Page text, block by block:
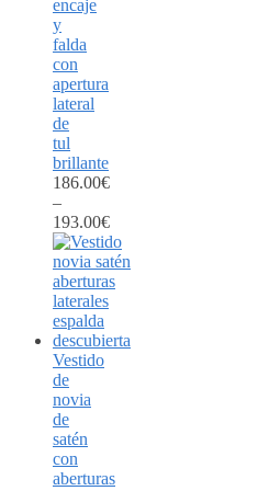
encaje
y
falda
con
apertura
lateral
de
tul
brillante
186.00€
–
193.00€
Vestido
de
novia
de
satén
con
aberturas